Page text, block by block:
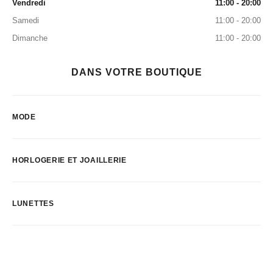
Vendredi
11:00 - 20:00
Samedi
11:00 - 20:00
Dimanche
11:00 - 20:00
DANS VOTRE BOUTIQUE
MODE
HORLOGERIE ET JOAILLERIE
LUNETTES